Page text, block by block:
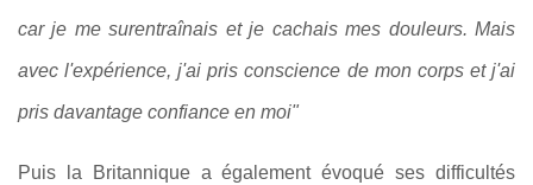
car je me surentraînais et je cachais mes douleurs. Mais
avec l'expérience, j'ai pris conscience de mon corps et j'ai
pris davantage confiance en moi"
Puis la Britannique a également évoqué ses difficultés